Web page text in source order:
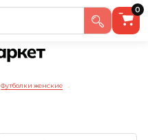
0
Футболки женские →